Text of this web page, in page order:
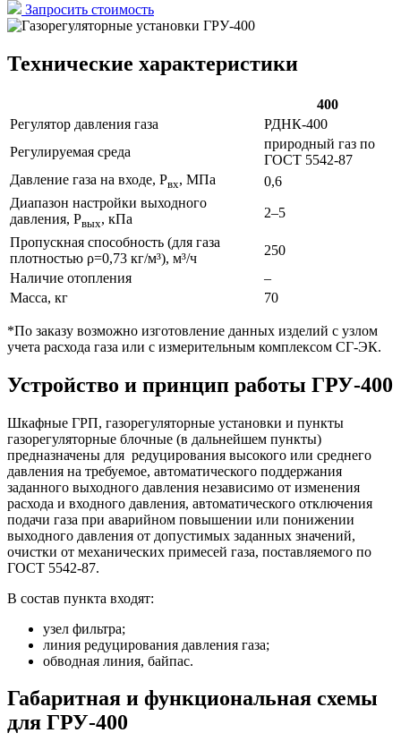
Запросить стоимость
Технические характеристики
400
Регулятор давления газа
РДНК-400
Регулируемая среда
природный газ по
ГОСТ 5542-87
Давление газа на входе, Рвх, МПа
0,6
Диапазон настройки выходного
давления, Рвых, кПа
2–5
Пропускная способность (для газа
плотностью ρ=0,73 кг/м³), м³/ч
250
Наличие отопления
–
Масса, кг
70
*По заказу возможно изготовление данных изделий с узлом
учета расхода газа или с измерительным комплексом СГ-ЭК.
Устройство и принцип работы ГРУ-400
Шкафные ГРП, газорегуляторные установки и пункты
газорегуляторные блочные (в дальнейшем пункты)
предназначены для редуцирования высокого или среднего
давления на требуемое, автоматического поддержания
заданного выходного давления независимо от изменения
расхода и входного давления, автоматического отключения
подачи газа при аварийном повышении или понижении
выходного давления от допустимых заданных значений,
очистки от механических примесей газа, поставляемого по
ГОСТ 5542-87.
В состав пункта входят:
узел фильтра;
линия редуцирования давления газа;
обводная линия, байпас.
Габаритная и функциональная схемы
для ГРУ-400